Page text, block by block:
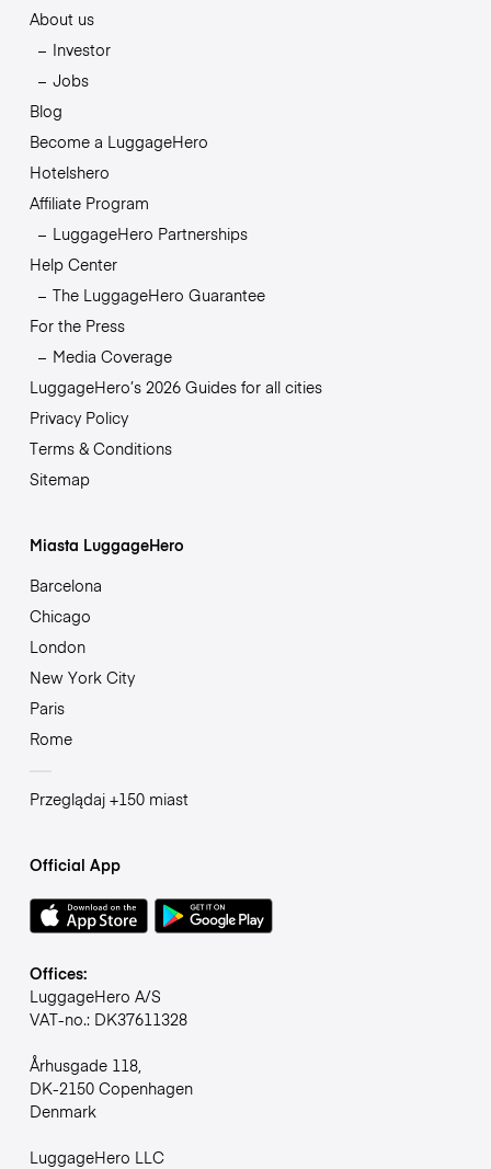
About us
Investor
Jobs
Blog
Become a LuggageHero
Hotelshero
Affiliate Program
LuggageHero Partnerships
Help Center
The LuggageHero Guarantee
For the Press
Media Coverage
LuggageHero’s 2026 Guides for all cities
Privacy Policy
Terms & Conditions
Sitemap
Miasta LuggageHero
Barcelona
Chicago
London
New York City
Paris
Rome
Przeglądaj +150 miast
Official App
Offices:
LuggageHero A/S
VAT-no.: DK37611328
Århusgade 118,
DK-2150 Copenhagen
Denmark
LuggageHero LLC